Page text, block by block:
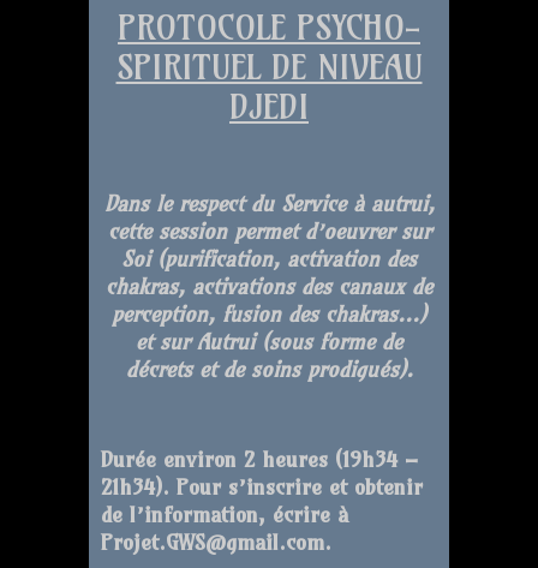
PROTOCOLE PSYCHO-
SPIRITUEL DE NIVEAU
DJEDI
Dans le respect du Service à autrui,
cette session permet d’oeuvrer sur
Soi (purification, activation des
chakras, activations des canaux de
perception, fusion des chakras…)
et sur Autrui (sous forme de
décrets et de soins prodigués).
Durée environ 2 heures (19h34 –
21h34). Pour s’inscrire et obtenir
de l’information, écrire à
Projet.GWS@gmail.com.